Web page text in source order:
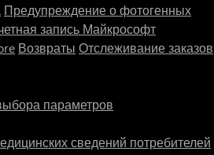
Предупреждение о фотогенных
запись Майкрософт
Возвраты Отслеживание заказов
параметров
сведений потребителей